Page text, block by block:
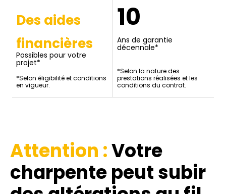
Des aides
financières
Possibles pour votre
projet*
*Selon éligibilité et conditions
en vigueur.
10
Ans de garantie
décennale*
*Selon la nature des
prestations réalisées et les
conditions du contrat.
Attention :Votre
charpente peut subir